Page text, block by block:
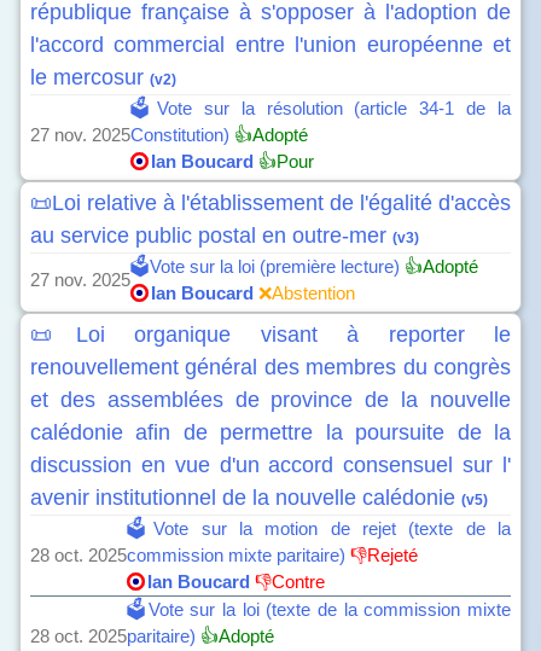
république française à s'opposer à l'adoption de
l'accord commercial entre l'union européenne et
le mercosur (v2)
27 nov. 2025
🗳️Vote sur la résolution (article 34-1 de la
Constitution) 👍Adopté
Ian Boucard 👍Pour
📜Loi relative à l'établissement de l'égalité d'accès
au service public postal en outre-mer (v3)
27 nov. 2025
🗳️Vote sur la loi (première lecture) 👍Adopté
Ian Boucard ❌Abstention
📜Loi organique visant à reporter le
renouvellement général des membres du congrès
et des assemblées de province de la nouvelle
calédonie afin de permettre la poursuite de la
discussion en vue d'un accord consensuel sur l'
avenir institutionnel de la nouvelle calédonie (v5)
28 oct. 2025
🗳️Vote sur la motion de rejet (texte de la
commission mixte paritaire) 👎Rejeté
Ian Boucard 👎Contre
28 oct. 2025
🗳️Vote sur la loi (texte de la commission mixte
paritaire) 👍Adopté